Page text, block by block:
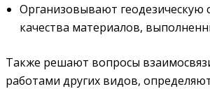
Организовывают геодезическую
качества материалов,
Также решают вопросы
работами других видов,